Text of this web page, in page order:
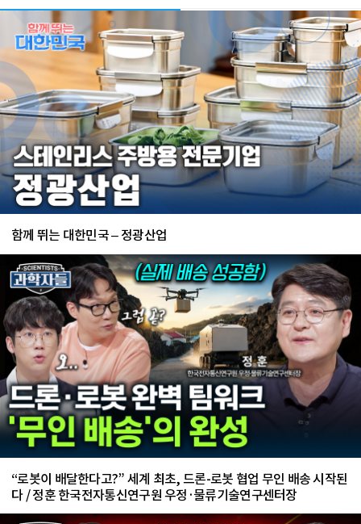
함께 뛰는 대한민국 – 정광산업
“로봇이 배달한다고?” 세계 최초, 드론-로봇 협업 무인 배송 시작된
다 / 정훈 한국전자통신연구원 우정·물류기술연구센터장